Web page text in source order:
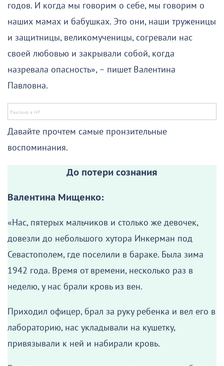
годов. И когда мы говорим о себе, мы говорим о
наших мамах и бабушках. Это они, наши труженицы
и защитницы, великомученицы, согревали нас
своей любовью и закрывали собой, когда
назревала опасность», – пишет Валентина
Павловна.
Давайте прочтем самые пронзительные
воспоминания.
До потери сознания
Валентина Мищенко:
«Нас, пятерых мальчиков и столько же девочек,
довезли до небольшого хутора Инкерман под
Севастополем, где поселили в бараке. Была зима
1942 года. Время от времени, несколько раз в
неделю, у нас брали кровь из вен.
Приходил офицер, брал за руку ребенка и вел его в
лабораторию, нас укладывали на кушетку,
привязывали к ней и набирали кровь.